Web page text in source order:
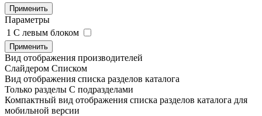
Применить
Параметры
1 C левым блоком
Применить
Вид отображения производителей
Слайдером Списком
Вид отображения списка разделов каталога
Только разделы С подразделами
Компактный вид отображения списка разделов каталога для
мобильной версии